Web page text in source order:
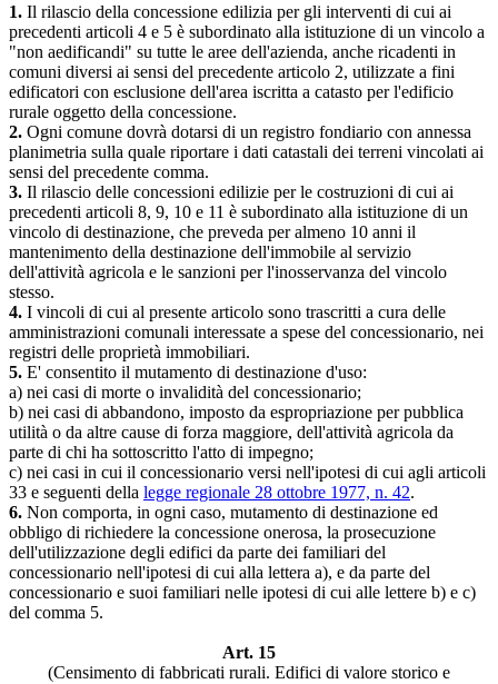
1. Il rilascio della concessione edilizia per gli interventi di cui ai
precedenti articoli 4 e 5 è subordinato alla istituzione di un vincolo a
"non aedificandi" su tutte le aree dell'azienda, anche ricadenti in
comuni diversi ai sensi del precedente articolo 2, utilizzate a fini
edificatori con esclusione dell'area iscritta a catasto per l'edificio
rurale oggetto della concessione.
2. Ogni comune dovrà dotarsi di un registro fondiario con annessa
planimetria sulla quale riportare i dati catastali dei terreni vincolati ai
sensi del precedente comma.
3. Il rilascio delle concessioni edilizie per le costruzioni di cui ai
precedenti articoli 8, 9, 10 e 11 è subordinato alla istituzione di un
vincolo di destinazione, che preveda per almeno 10 anni il
mantenimento della destinazione dell'immobile al servizio
dell'attività agricola e le sanzioni per l'inosservanza del vincolo
stesso.
4. I vincoli di cui al presente articolo sono trascritti a cura delle
amministrazioni comunali interessate a spese del concessionario, nei
registri delle proprietà immobiliari.
5. E' consentito il mutamento di destinazione d'uso:
a) nei casi di morte o invalidità del concessionario;
b) nei casi di abbandono, imposto da espropriazione per pubblica
utilità o da altre cause di forza maggiore, dell'attività agricola da
parte di chi ha sottoscritto l'atto di impegno;
c) nei casi in cui il concessionario versi nell'ipotesi di cui agli articoli
33 e seguenti della legge regionale 28 ottobre 1977, n. 42.
6. Non comporta, in ogni caso, mutamento di destinazione ed
obbligo di richiedere la concessione onerosa, la prosecuzione
dell'utilizzazione degli edifici da parte dei familiari del
concessionario nell'ipotesi di cui alla lettera a), e da parte del
concessionario e suoi familiari nelle ipotesi di cui alle lettere b) e c)
del comma 5.
Art. 15
(Censimento di fabbricati rurali. Edifici di valore storico e